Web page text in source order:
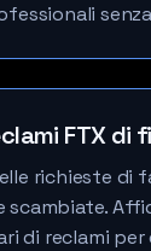
FTX di
richieste di
scambiate.
di reclami per